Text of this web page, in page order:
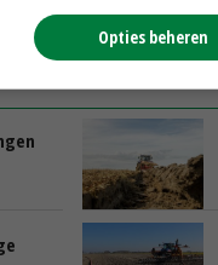
Opties beheren